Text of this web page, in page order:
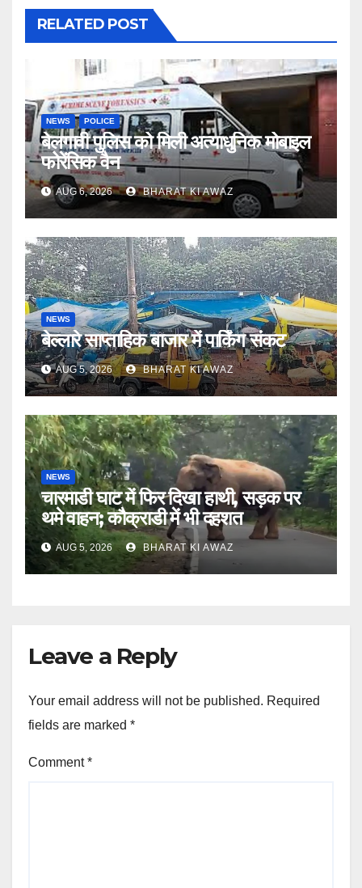
RELATED POST
NEWS POLICE
बेलगावी पुलिस को मिली अत्याधुनिक मोबाइल
फोरेंसिक वैन
AUG 6, 2026 BHARAT KI AWAZ
NEWS
बेल्लारे साप्ताहिक बाजार में पार्किंग संकट
AUG 5, 2026 BHARAT KI AWAZ
NEWS
चारमाडी घाट में फिर दिखा हाथी, सड़क पर
थमे वाहन; कौक्राडी में भी दहशत
AUG 5, 2026 BHARAT KI AWAZ
Leave a Reply
Your email address will not be published. Required
fields are marked *
Comment*